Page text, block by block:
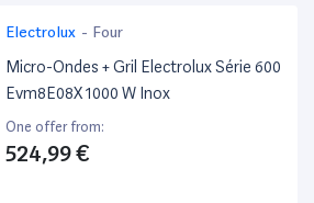
Electrolux - Four
Micro-Ondes + Gril Electrolux Série 600
Evm8E08X 1000 W Inox
One offer from:
524,99 €